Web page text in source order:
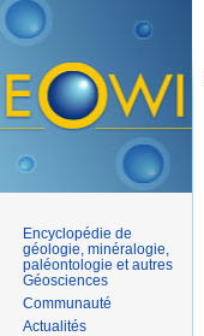
Encyclopédie de
géologie, minéralogie,
paléontologie et autres
Géosciences
Communauté
Actualités